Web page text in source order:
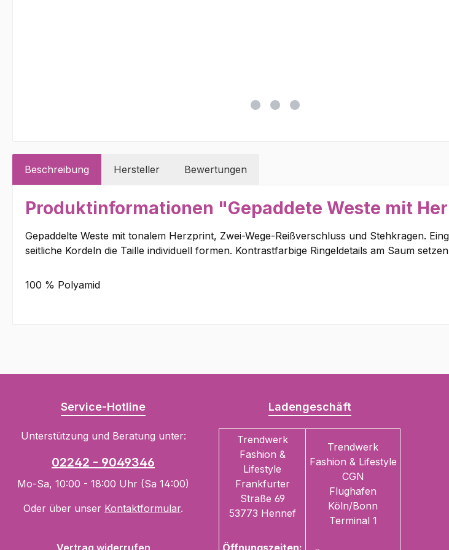
Beschreibung Hersteller Bewertungen
Produktinformationen "Gepaddete Weste mit
Gepaddelte Weste mit tonalem Herzprint, Zwei-Wege-Reißverschluss und Stehkragen.
seitliche Kordeln die Taille individuell formen. Kontrastfarbige Ringeldetails am Saum
100 % Polyamid
Service-Hotline
Unterstützung und Beratung unter:
02242 - 9049346
Mo-Sa, 10:00 - 18:00 Uhr (Sa 14:00)
Oder über unser Kontaktformular.
Vertrag widerrufen
Ladengeschäft
Trendwerk
Fashion &
Lifestyle
Frankfurter
Straße 69
53773 Hennef
Öffnungszeiten:
Trendwerk
Fashion & Lifestyle
CGN
Flughafen
Köln/Bonn
Terminal 1